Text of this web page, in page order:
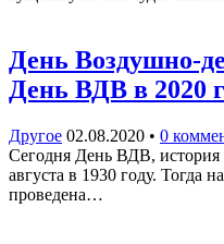
День Воздушно-
День ВДВ в 2020
Другое 02.08.2020 • 0
Сегодня День ВДВ, история
августа в 1930 году. Тогда
проведена…